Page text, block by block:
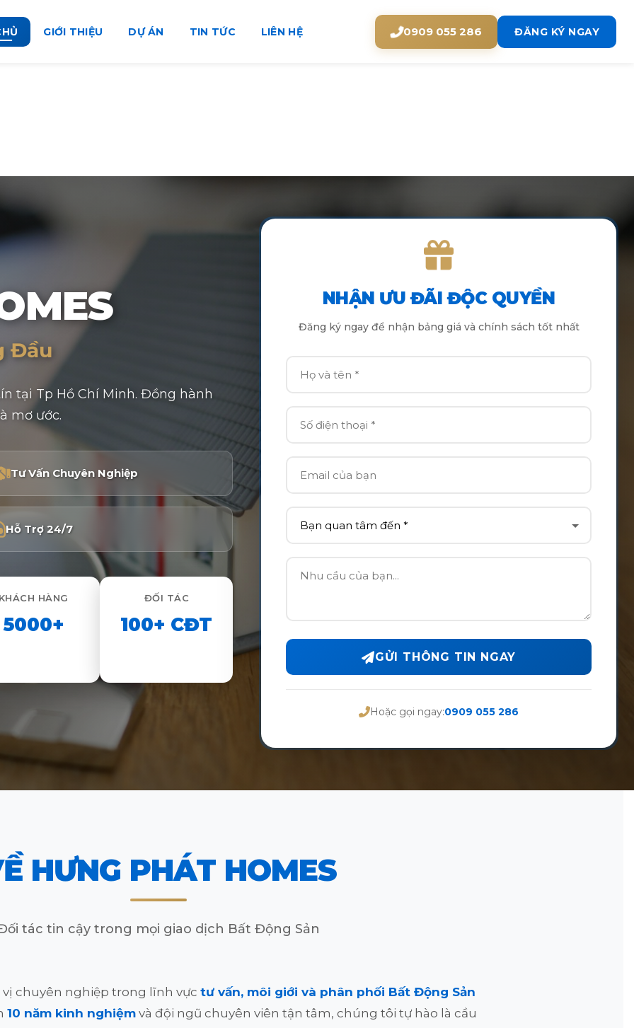
GIỚI THIỆU DỰ ÁN TIN TỨC LIÊN HỆ 0909 055 286 ĐĂNG KÝ NGAY
Đầu
tại Tp Hồ Chí Minh. Đồng hành
mơ ước.
Tư Vấn Chuyên Nghiệp
Hỗ Trợ 24/7
HÀNG
5000+
ĐỐI TÁC
100+ CĐT
NHẬN ƯU ĐÃI ĐỘC QUYỀN
Đăng ký ngay để nhận bảng giá và chính sách tốt nhất
GỬI THÔNG TIN NGAY
Hoặc gọi ngay:0909 055 286
HƯNG PHÁT HOMES
tác tin cậy trong mọi giao dịch Bất Động Sản
chuyên nghiệp trong lĩnh vực tư vấn, môi giới và phân phối Bất Động Sản
10 năm kinh nghiệm và đội ngũ chuyên viên tận tâm, chúng tôi tự hào là cầu